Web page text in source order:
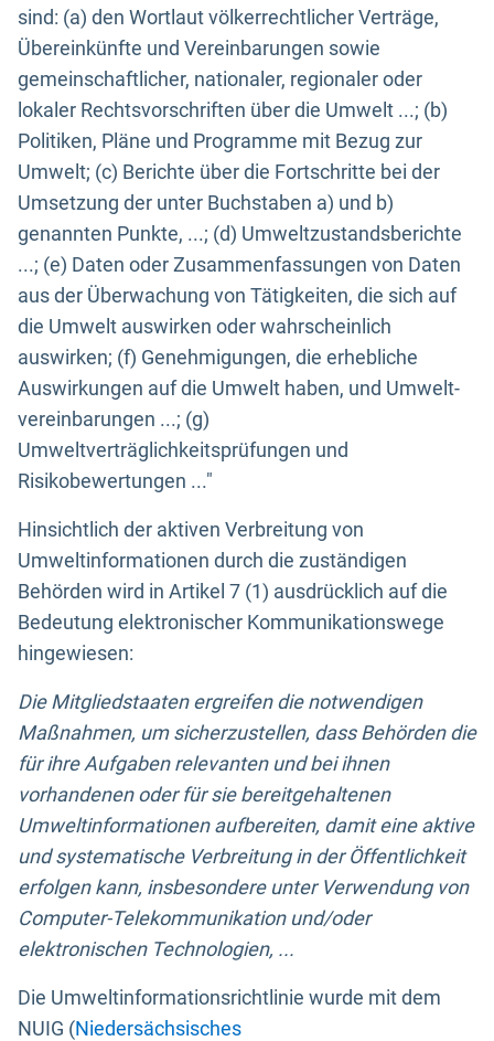
sind: (a) den Wortlaut völkerrechtlicher Verträge,
Übereinkünfte und Vereinbarungen sowie
gemeinschaftlicher, nationaler, regionaler oder
lokaler Rechtsvorschriften über die Umwelt ...; (b)
Politiken, Pläne und Programme mit Bezug zur
Umwelt; (c) Berichte über die Fortschritte bei der
Umsetzung der unter Buchstaben a) und b)
genannten Punkte, ...; (d) Umweltzustandsberichte
...; (e) Daten oder Zusammenfassungen von Daten
aus der Überwachung von Tätigkeiten, die sich auf
die Umwelt auswirken oder wahrscheinlich
auswirken; (f) Genehmigungen, die erhebliche
Auswirkungen auf die Umwelt haben, und Umwelt-
vereinbarungen ...; (g)
Umweltverträglichkeitsprüfungen und
Risikobewertungen ..."
Hinsichtlich der aktiven Verbreitung von
Umweltinformationen durch die zuständigen
Behörden wird in Artikel 7 (1) ausdrücklich auf die
Bedeutung elektronischer Kommunikationswege
hingewiesen:
Die Mitgliedstaaten ergreifen die notwendigen
Maßnahmen, um sicherzustellen, dass Behörden die
für ihre Aufgaben relevanten und bei ihnen
vorhandenen oder für sie bereitgehaltenen
Umweltinformationen aufbereiten, damit eine aktive
und systematische Verbreitung in der Öffentlichkeit
erfolgen kann, insbesondere unter Verwendung von
Computer-Telekommunikation und/oder
elektronischen Technologien, ...
Die Umweltinformationsrichtlinie wurde mit dem
NUIG (Niedersächsisches